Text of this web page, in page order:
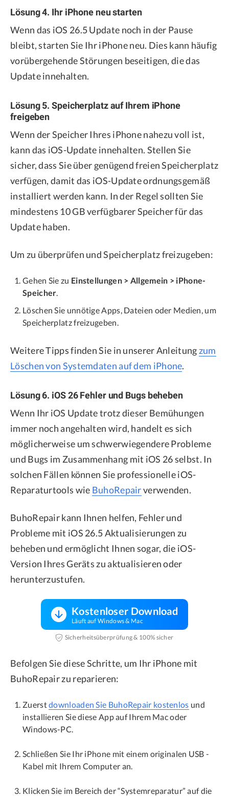
Lösung 4. Ihr iPhone neu starten
Wenn das iOS 26.5 Update noch in der Pause
bleibt, starten Sie Ihr iPhone neu. Dies kann häufig
vorübergehende Störungen beseitigen, die das
Update innehalten.
Lösung 5. Speicherplatz auf Ihrem iPhone
freigeben
Wenn der Speicher Ihres iPhone nahezu voll ist,
kann das iOS-Update innehalten. Stellen Sie
sicher, dass Sie über genügend freien Speicherplatz
verfügen, damit das iOS-Update ordnungsgemäß
installiert werden kann. In der Regel sollten Sie
mindestens 10 GB verfügbarer Speicher für das
Update haben.
Um zu überprüfen und Speicherplatz freizugeben:
Gehen Sie zu Einstellungen > Allgemein > iPhone-
Speicher.
Löschen Sie unnötige Apps, Dateien oder Medien, um
Speicherplatz freizugeben.
Weitere Tipps finden Sie in unserer Anleitung zum
Löschen von Systemdaten auf dem iPhone.
Lösung 6. iOS 26 Fehler und Bugs beheben
Wenn Ihr iOS Update trotz dieser Bemühungen
immer noch angehalten wird, handelt es sich
möglicherweise um schwerwiegendere Probleme
und Bugs im Zusammenhang mit iOS 26 selbst. In
solchen Fällen können Sie professionelle iOS-
Reparaturtools wie BuhoRepairverwenden.
BuhoRepair kann Ihnen helfen, Fehler und
Probleme mit iOS 26.5 Aktualisierungen zu
beheben und ermöglicht Ihnen sogar, die iOS-
Version Ihres Geräts zu aktualisieren oder
herunterzustufen.
Kostenloser Download
Läuft auf Windows & Mac
Sicherheitsüberprüfung & 100% sicher
Befolgen Sie diese Schritte, um Ihr iPhone mit
BuhoRepair zu reparieren:
Zuerstdownloaden Sie BuhoRepair kostenlos und
installieren Sie diese App auf Ihrem Mac oder
Windows-PC.
Schließen Sie Ihr iPhone mit einem originalen USB -
Kabel mit Ihrem Computer an.
Klicken Sie im Bereich der “Systemreparatur” auf die